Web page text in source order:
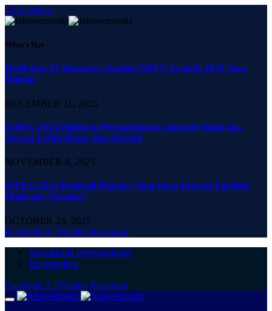
Close Menu
What's Hot
Hadirkan 21 Kategori, Santini JMTV Awards 2025 Siap
Digelar
DECEMBER 11, 2025
ISFEX 2025 Platform Pertumbuhan Industri Olahraga,
Terasa Lebih Besar dan Meriah
NOVEMBER 8, 2025
ISFEX 2025 Kembali Digelar, Siap Pacu Inovasi Fasilitas
Olahraga Nasional
OCTOBER 24, 2025
Facebook X (Twitter) Instagram
Sepakbola Internasional
Bulutangkis
Facebook X (Twitter) Instagram